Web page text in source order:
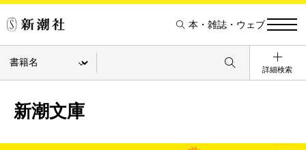
本・雑誌・ウェブ
詳細検索
新潮文庫